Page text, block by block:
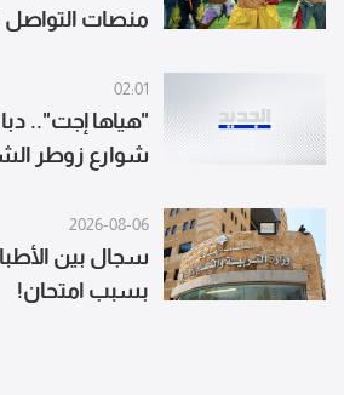
منصات التواصل
02:01
"هياها إجت"..
شوارع زوطر
2026-08-06
سجال بين
بسبب امتحان!